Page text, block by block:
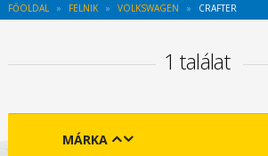
FŐOLDAL FELNIK VOLKSWAGEN CRAFTER
1 találat
MÁRKA